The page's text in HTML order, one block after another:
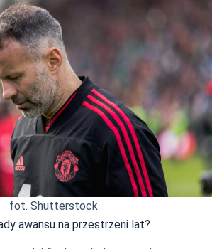
fot. Shutterstock
awansu na przestrzeni lat?